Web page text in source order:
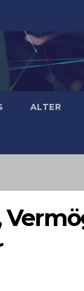
ALTER